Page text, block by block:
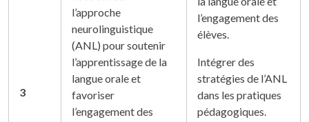
3
l’approche
neurolinguistique
(ANL) pour soutenir
l’apprentissage de la
langue orale et
favoriser
l’engagement des
l’engagement des
élèves.
Intégrer des
stratégies de l’ANL
dans les pratiques
pédagogiques.